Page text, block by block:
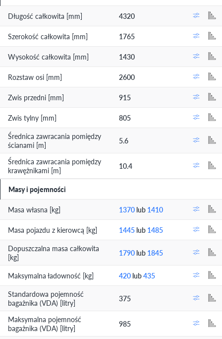
Długość całkowita [mm] 4320
Szerokość całkowita [mm] 1765
Wysokość całkowita [mm] 1430
Rozstaw osi [mm] 2600
Zwis przedni [mm] 915
Zwis tylny [mm]
805
Średnica zawracania pomiędzy
ścianami [m]
5.6
Średnica zawracania pomiędzy
krawężnikami [m]
10.4
Masy i pojemności
Masa własna [kg] 1370 lub 1410
Masa pojazdu z kierowcą [kg] 1445 lub 1485
Dopuszczalna masa całkowita
[kg]
1790 lub 1845
Maksymalna ładowność [kg] 420 lub435
Standardowa pojemność
bagażnika (VDA) [litry]
375
Maksymalna pojemność
bagażnika (VDA) [litry]
985